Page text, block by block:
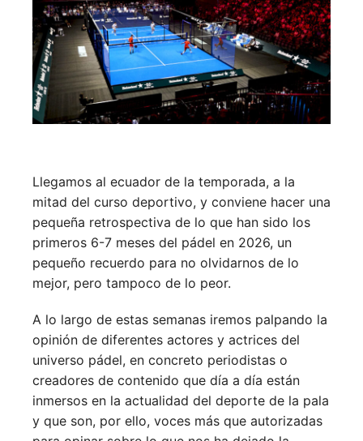
Llegamos al ecuador de la temporada, a la
mitad del curso deportivo, y conviene hacer una
pequeña retrospectiva de lo que han sido los
primeros 6-7 meses del pádel en 2026, un
pequeño recuerdo para no olvidarnos de lo
mejor, pero tampoco de lo peor.
A lo largo de estas semanas iremos palpando la
opinión de diferentes actores y actrices del
universo pádel, en concreto periodistas o
creadores de contenido que día a día están
inmersos en la actualidad del deporte de la pala
y que son, por ello, voces más que autorizadas